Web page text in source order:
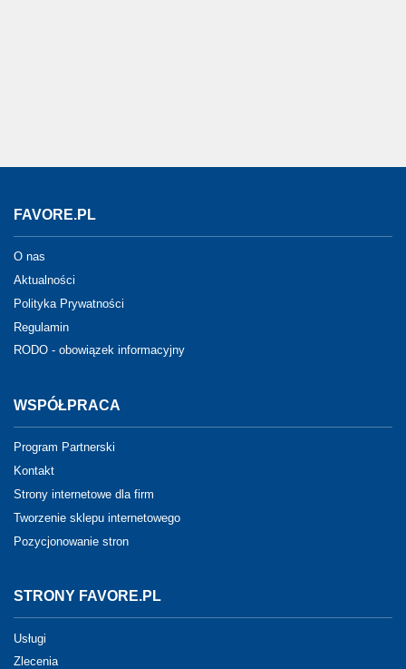
FAVORE.PL
O nas
Aktualności
Polityka Prywatności
Regulamin
RODO - obowiązek informacyjny
WSPÓŁPRACA
Program Partnerski
Kontakt
Strony internetowe dla firm
Tworzenie sklepu internetowego
Pozycjonowanie stron
STRONY FAVORE.PL
Usługi
Zlecenia